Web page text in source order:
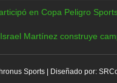
en Copa Peligro
Martínez construye
Sports | Diseñado por: